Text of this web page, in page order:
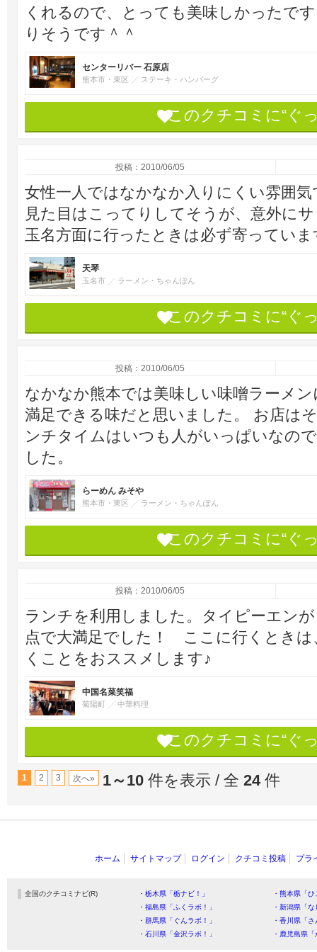
くれるので、とっても美味しかったで
りそうです＾＾
センターリバー 石原店
熊本市・東区 ステーキ・ハンバーグ
このクチコミに“ぐ
投稿：2010/06/05
女性一人ではなかなか入りにくい雰囲
見た目はこってりしてそうが、意外に
玉名方面に行ったときは必ず寄っていま
天琴
玉名市 ラーメン・ちゃんぽん
このクチコミに“ぐ
投稿：2010/06/05
なかなか熊本では美味しい味噌ラーメ
満足できる味だと思いました。 お店は
ンチタイムはいつも人がいっぱいなの
した。
らーめん みそや
熊本市・東区 ラーメン・ちゃんぽん
このクチコミに“ぐ
投稿：2010/06/05
ランチを利用しました。タイピーエン
点で大満足でした！ ここに行くとき
くことをおススメします♪
中国名菜笑福
菊陽町 中華料理
このクチコミに“ぐ
1 2 3 次へ» 1～10 件を表示 / 全 24件
ホーム サイトマップ ログイン クチコミ投稿 プラ
全国のクチコミナビ(R) ・栃木県「栃ナビ！」
・熊本県「
・福島県「ふくラボ！」
・新潟県「
・群馬県「ぐんラボ！」
・香川県「
・石川県「金沢ラボ！」
・鹿児島県